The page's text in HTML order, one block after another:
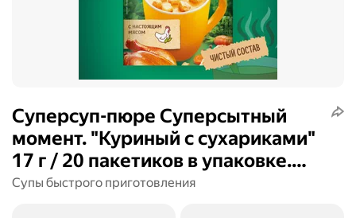
Суперсуп-пюре Суперсытный
момент. "Куриный с сухариками"
17 г / 20 пакетиков в упаковке.
Русский Продукт
Супы быстрого приготовления